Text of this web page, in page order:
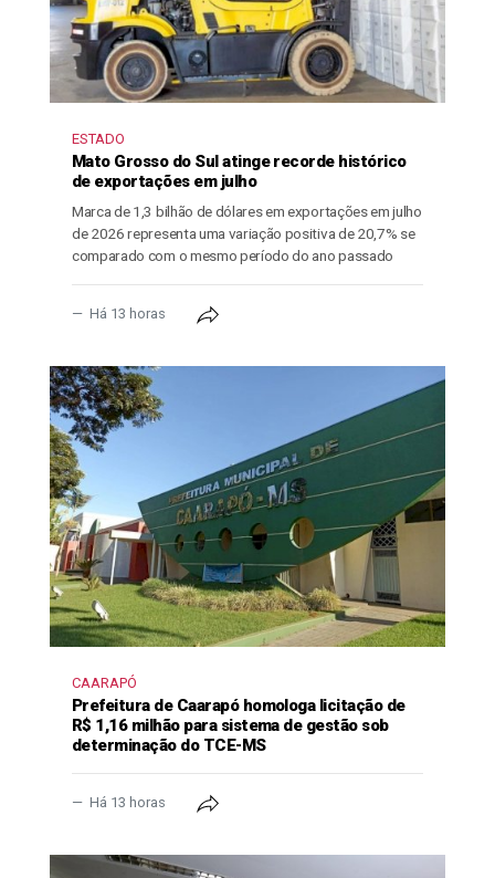
ESTADO
Mato Grosso do Sul atinge recorde histórico
de exportações em julho
Marca de 1,3 bilhão de dólares em exportações em julho
de 2026 representa uma variação positiva de 20,7% se
comparado com o mesmo período do ano passado
Há 13 horas
CAARAPÓ
Prefeitura de Caarapó homologa licitação de
R$ 1,16 milhão para sistema de gestão sob
determinação do TCE-MS
Há 13 horas